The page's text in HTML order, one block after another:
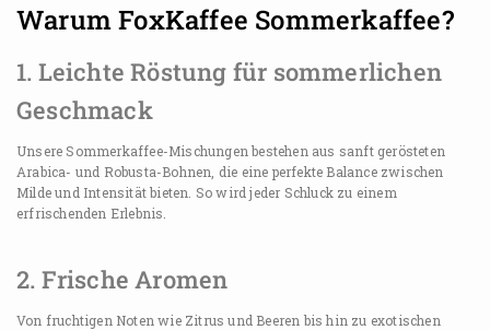
Warum FoxKaffee Sommerkaffee?
1. Leichte Röstung für sommerlichen
Geschmack
Unsere Sommerkaffee-Mischungen bestehen aus sanft gerösteten
Arabica- und Robusta-Bohnen, die eine perfekte Balance zwischen
Milde und Intensität bieten. So wird jeder Schluck zu einem
erfrischenden Erlebnis.
2. Frische Aromen
Von fruchtigen Noten wie Zitrus und Beeren bis hin zu exotischen